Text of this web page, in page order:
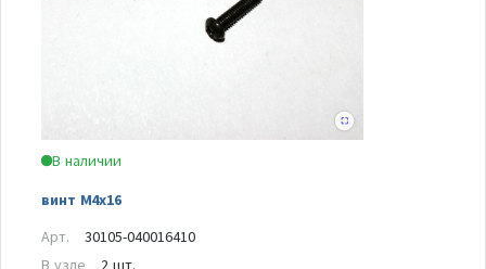
В наличии
винт M4x16
Арт.
30105-040016410
В узле
2 шт.